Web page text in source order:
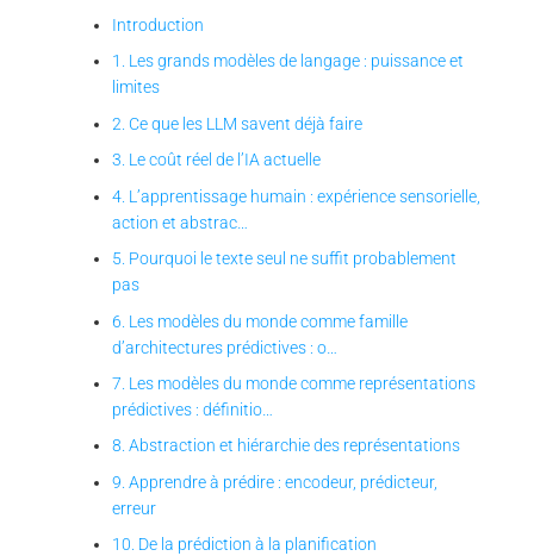
Introduction
1. Les grands modèles de langage : puissance et
limites
2. Ce que les LLM savent déjà faire
3. Le coût réel de l’IA actuelle
4. L’apprentissage humain : expérience sensorielle,
action et abstrac…
5. Pourquoi le texte seul ne suffit probablement
pas
6. Les modèles du monde comme famille
d’architectures prédictives : o…
7. Les modèles du monde comme représentations
prédictives : définitio…
8. Abstraction et hiérarchie des représentations
9. Apprendre à prédire : encodeur, prédicteur,
erreur
10. De la prédiction à la planification